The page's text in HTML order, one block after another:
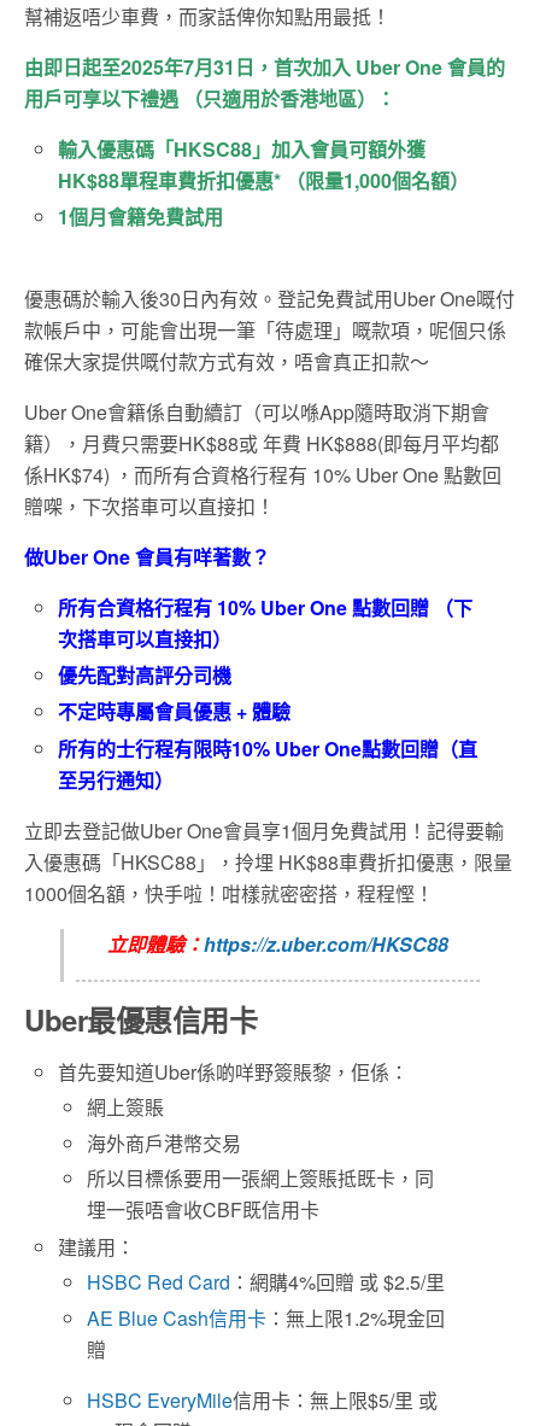
幫補返唔少車費，而家話俾你知點用最抵！
由即日起至2025年7月31日，首次加入 Uber One 會員的
用戶可享以下禮遇 （只適用於香港地區）：
輸入優惠碼「HKSC88」加入會員可額外獲
HK$88單程車費折扣優惠* （限量1,000個名額）
1個月會籍免費試用
優惠碼於輸入後30日內有效。登記免費試用Uber One嘅付
款帳戶中，可能會出現一筆「待處理」嘅款項，呢個只係
確保大家提供嘅付款方式有效，唔會真正扣款～
Uber One會籍係自動續訂（可以喺App隨時取消下期會
籍），月費只需要HK$88或 年費 HK$888(即每月平均都
係HK$74) ，而所有合資格行程有 10% Uber One 點數回
贈㗎，下次搭車可以直接扣！
做Uber One 會員有咩著數？
所有合資格行程有 10% Uber One 點數回贈 （下
次搭車可以直接扣）
優先配對高評分司機
不定時專屬會員優惠 + 體驗
所有的士行程有限時10% Uber One點數回贈（直
至另行通知）
立即去登記做Uber One會員享1個月免費試用！記得要輸
入優惠碼「HKSC88」，拎埋 HK$88車費折扣優惠，限量
1000個名額，快手啦！咁樣就密密搭，程程慳！
立即體驗：https://z.uber.com/HKSC88
Uber最優惠信用卡
首先要知道Uber係啲咩野簽賬黎，佢係：
網上簽賬
海外商戶港幣交易
所以目標係要用一張網上簽賬抵既卡，同
埋一張唔會收CBF既信用卡
建議用：
HSBC Red Card ：網購4%回贈 或 $2.5/里
AE Blue Cash信用卡 ：無上限1.2%現金回
贈
HSBC EveryMile信用卡：無上限$5/里 或